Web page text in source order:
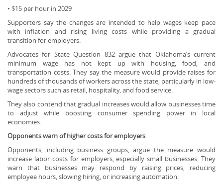
• $15 per hour in 2029
Supporters say the changes are intended to help wages keep pace
with inflation and rising living costs while providing a gradual
transition for employers.
Advocates for State Question 832 argue that Oklahoma’s current
minimum wage has not kept up with housing, food, and
transportation costs. They say the measure would provide raises for
hundreds of thousands of workers across the state, particularly in low-
wage sectors such as retail, hospitality, and food service.
They also contend that gradual increases would allow businesses time
to adjust while boosting consumer spending power in local
economies.
Opponents warn of higher costs for employers
Opponents, including business groups, argue the measure would
increase labor costs for employers, especially small businesses. They
warn that businesses may respond by raising prices, reducing
employee hours, slowing hiring, or increasing automation.